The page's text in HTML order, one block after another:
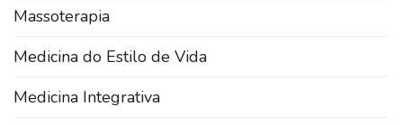
Massoterapia
Medicina do Estilo de Vida
Medicina Integrativa